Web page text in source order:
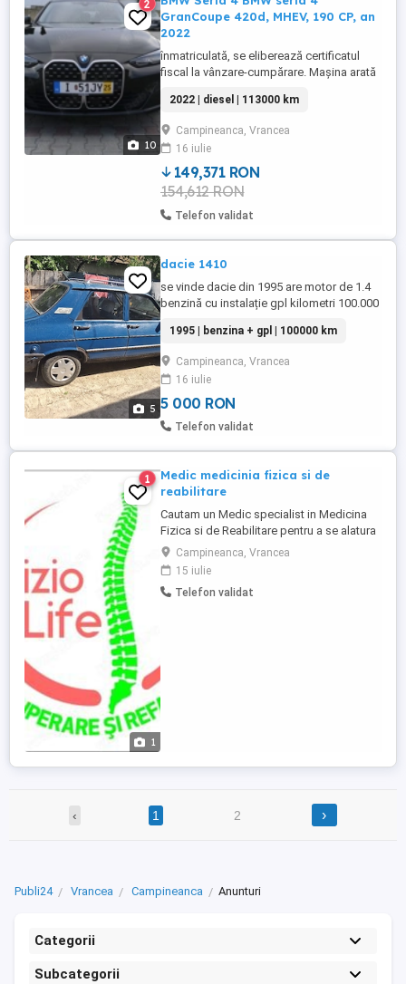
10
2
GranCoupe 420d, MHEV, 190 CP, an
2022
înmatriculată, se eliberează certificatul
fiscal la vânzare-cumpărare. Mașina arată
ascunse sau alte incidente, cu istoric
complet in reprezentanță BMW. Nu doresc
schimburi, combinații, intermediari! O
mașină pentru pretențioși, accept și
recomand tester și verificare ...
2022 | diesel | 113000 km
Campineanca, Vrancea
16 iulie
149,371 RON
154,612 RON
Telefon validat
5
dacie 1410
se vinde dacie din 1995 are motor de 1.4
benzină cu instalație gpl kilometri 100.000
1995 | benzina + gpl | 100000 km
Campineanca, Vrancea
16 iulie
5 000 RON
Telefon validat
1
1
Medic medicinia fizica si de
reabilitare
Cautam un Medic specialist in Medicina
Fizica si de Reabilitare pentru a se alatura
echipei noastre. Candidatul ideal va fi
responsabil de evaluarea, diagnosticarea
si tratamentul pacientilor cu afectiuni
musculo-scheletice, neurologice si alte
Campineanca, Vrancea
15 iulie
Telefon validat
‹ 1 2 ›
Publi24 Vrancea Campineanca Anunturi
Categorii
Subcategorii